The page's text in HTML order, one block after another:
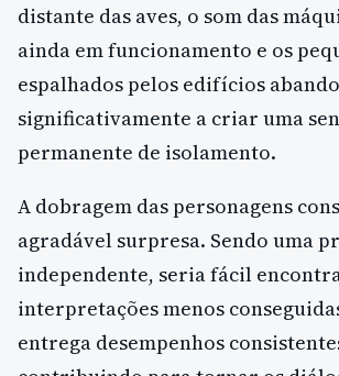
distante das aves, o som das
ainda em funcionamento e os
espalhados pelos edifícios
significativamente a criar uma
permanente de isolamento.
A dobragem das personagens
agradável surpresa. Sendo uma
independente, seria fácil
interpretações menos
entrega desempenhos